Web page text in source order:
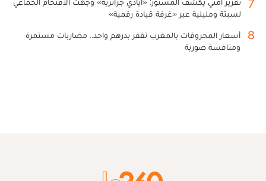
لسبتة ومليلية عبر «غرفة قيادة رقمية»
8
أسعار المحروقات بالمغرب تقفز بدرهم واحد.. مضاربات مستمرة
ومنافسة صورية